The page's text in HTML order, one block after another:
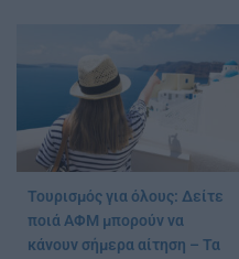
Τουρισμός για όλους: Δείτε
ποιά ΑΦΜ μπορούν να
κάνουν σήμερα αίτηση – Τα